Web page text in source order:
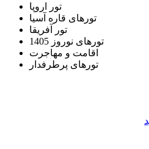
تور اروپا
تورهای قاره آسیا
تور آفریقا
تورهای نوروز 1405
اقامت و مهاجرت
تورهای پرطرفدار